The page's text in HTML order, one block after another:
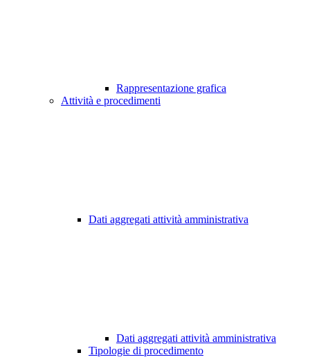
Rappresentazione grafica
Attività e procedimenti
Dati aggregati attività amministrativa
Dati aggregati attività amministrativa
Tipologie di procedimento